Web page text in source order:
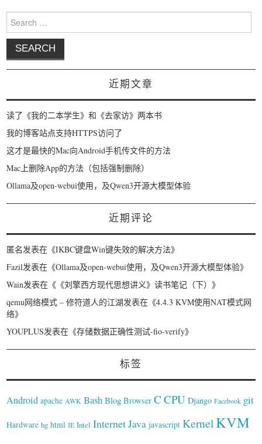
Search for:
近期文章
读了《我的二本学生》和《去家访》两本书
我的博客站点支持HTTPS访问了
这才是最快的Mac向Android手机传文件的方法
Mac上删除App的方法（包括强制删除）
Ollama及open-webui使用，及Qwen3开源大模型体验
近期评论
匿名发表在《IKBC键盘Win键失效的解决方法》
Fazil发表在《Ollama及open-webui使用，及Qwen3开源大模型体验》
Wain发表在《 《刘擎西方现代思想讲义》读书笔记（下）》
qemu网络模式 – 修符道人的江湖发表在《4.4.3 KVM使用NAT模式网
络》
YOUPLUS发表在《存储数据正确性测试-fio-verify》
标签
Android apache AWK Bash Blog Browser C CPU Django Facebook git
Hardware hg html IE Intel InternetJava javascript Kernel KVM